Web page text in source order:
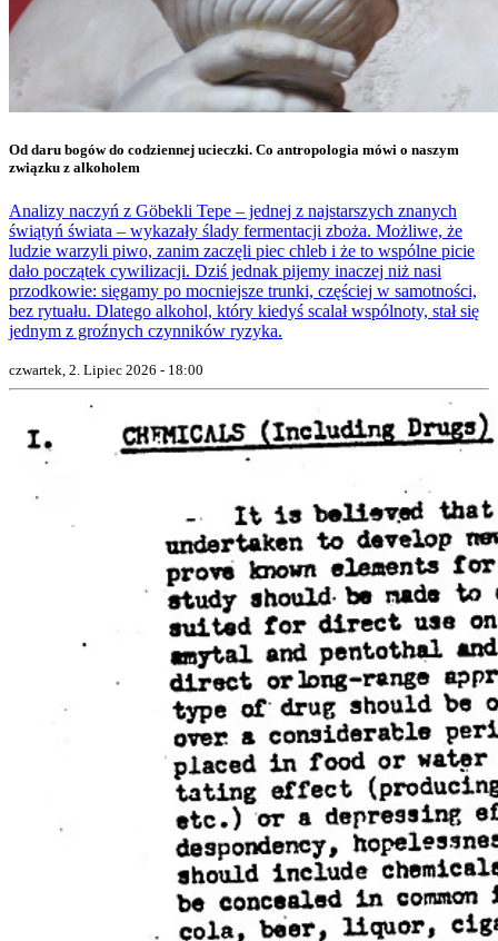
Od daru bogów do codziennej ucieczki. Co antropologia mówi o naszym
związku z alkoholem
Analizy naczyń z Göbekli Tepe – jednej z najstarszych znanych
świątyń świata – wykazały ślady fermentacji zboża. Możliwe, że
ludzie warzyli piwo, zanim zaczęli piec chleb i że to wspólne picie
dało początek cywilizacji. Dziś jednak pijemy inaczej niż nasi
przodkowie: sięgamy po mocniejsze trunki, częściej w samotności,
bez rytuału. Dlatego alkohol, który kiedyś scalał wspólnoty, stał się
jednym z groźnych czynników ryzyka.
czwartek, 2. Lipiec 2026 - 18:00